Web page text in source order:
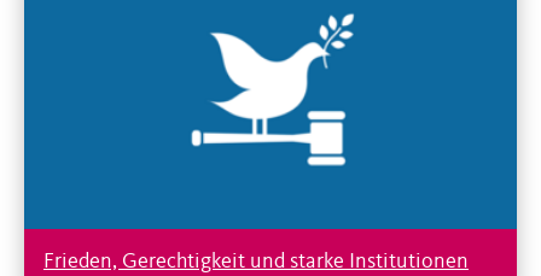
Frieden, Gerechtigkeit und starke Institutionen